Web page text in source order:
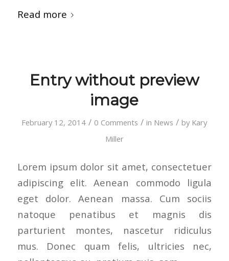
Read more
Entry without preview
image
February 12, 2014 / 0 Comments / in News / by Kary
Miller
Lorem ipsum dolor sit amet, consectetuer
adipiscing elit. Aenean commodo ligula
eget dolor. Aenean massa. Cum sociis
natoque penatibus et magnis dis
parturient montes, nascetur ridiculus
mus. Donec quam felis, ultricies nec,